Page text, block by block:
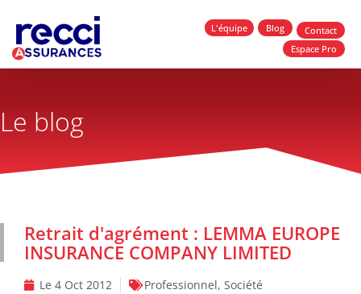
L'équipe Blog
Contact
Espace Pro
Le blog
Retrait d'agrément : LEMMA EUROPE
INSURANCE COMPANY LIMITED
Le 4 Oct 2012 Professionnel, Société